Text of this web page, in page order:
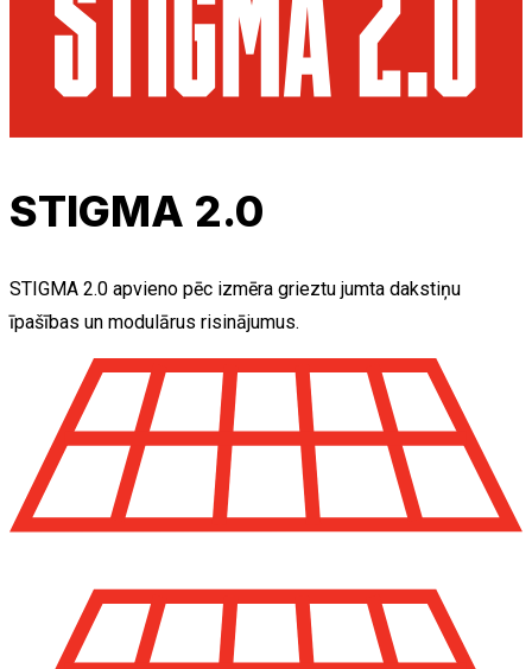
STIGMA 2.0
STIGMA 2.0 apvieno pēc izmēra grieztu jumta dakstiņu
īpašības un modulārus risinājumus.